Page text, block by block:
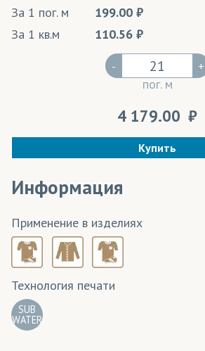
За 1 пог. м
199.00
За 1 кв.м
110.56
-
пог. м
+
4 179.00
Купить
Информация
Применение в изделиях
Технология печати
SUB
WATER